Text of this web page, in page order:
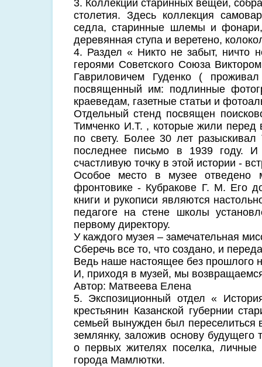
3. Коллекции старинных вещей,
столетия. Здесь коллекция
седла, старинные шлемы и фонари,
деревянная ступа и веретено,
4. Раздел « Никто не забыт, ничто
героями Советского Союза
Гавриловичем Гуденко (
посвященный им: подлинные
краеведам, газетные статьи и
Отдельный стенд посвящен
Тимченко И.Т. , которые жили перед
по свету. Более 30 лет
последнее письмо в 1939 году. И
счастливую точку в этой истории -
Особое место в музее отведено
фронтовике - Кубракове Г. М. Его
книги и рукописи являются
педагоге на стене школы
первому директору.
У каждого музея – замечательная
Сберечь все то, что создано, и
Ведь наше настоящее без прошлого
И, приходя в музей, мы
Автор: Матвеева Елена
5. Экспозиционный отдел «
крестьянин Казанской губернии
семьей вынужден был переселиться
землянку, заложив основу будущего
о первых жителях поселка,
города Мамлютки.